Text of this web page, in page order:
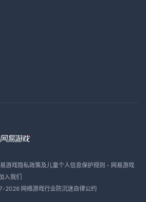
游戏隐私政策及儿童个人信息保护规则 - 网易游戏
入我们
2026 网络游戏行业防沉迷自律公约